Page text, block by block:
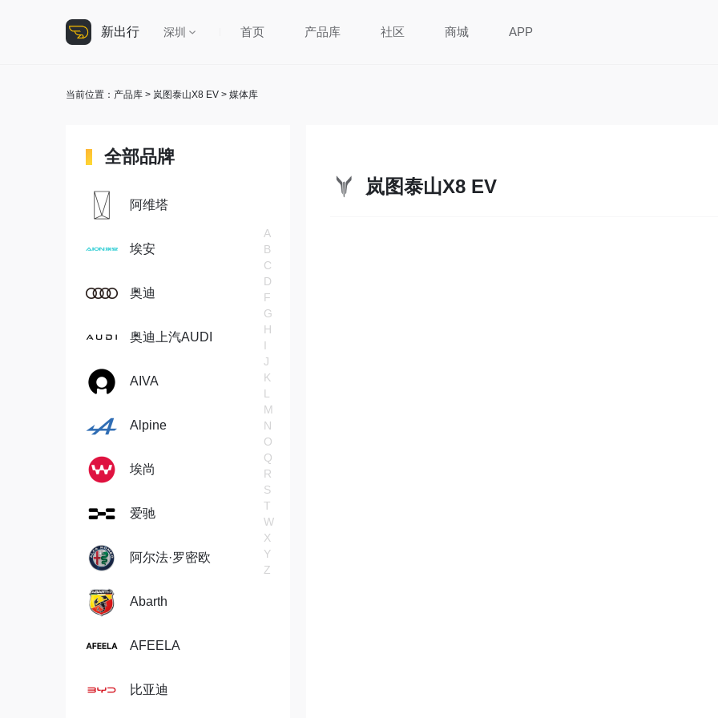
新出行 深圳 首页 产品库 社区 商城 APP
当前位置： 产品库 > 岚图泰山X8 EV > 媒体库
全部品牌
A
B
C
D
F
G
H
I
J
K
L
M
N
O
Q
R
S
T
W
X
Y
Z
阿维塔
埃安
奥迪
奥迪上汽AUDI
AIVA
Alpine
埃尚
爱驰
阿尔法·罗密欧
Abarth
AFEELA
比亚迪
岚图泰山X8 EV